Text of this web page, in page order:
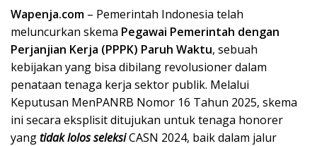
Wapenja.com – Pemerintah Indonesia telah
meluncurkan skema Pegawai Pemerintah dengan
Perjanjian Kerja (PPPK) Paruh Waktu, sebuah
kebijakan yang bisa dibilang revolusioner dalam
penataan tenaga kerja sektor publik. Melalui
Keputusan MenPANRB Nomor 16 Tahun 2025, skema
ini secara eksplisit ditujukan untuk tenaga honorer
yangtidak lolos seleksiCASN 2024, baik dalam jalur